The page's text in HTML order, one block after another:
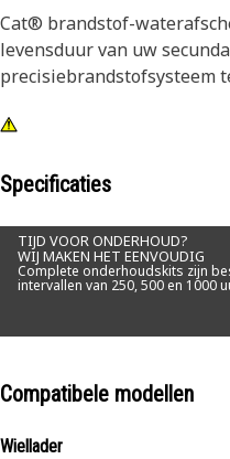
Cat® brandstof-
levensduur van uw
precisiebrandstofsysteem
Specificaties
TIJD VOOR ONDERHOUD?
WIJ MAKEN HET EENVOUDIG
Complete onderhoudskits zijn
intervallen van 250, 500 en 1000
Compatibele modellen
Wiellader